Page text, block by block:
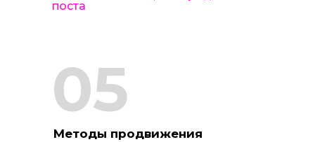
05
Методы продвижения
поста